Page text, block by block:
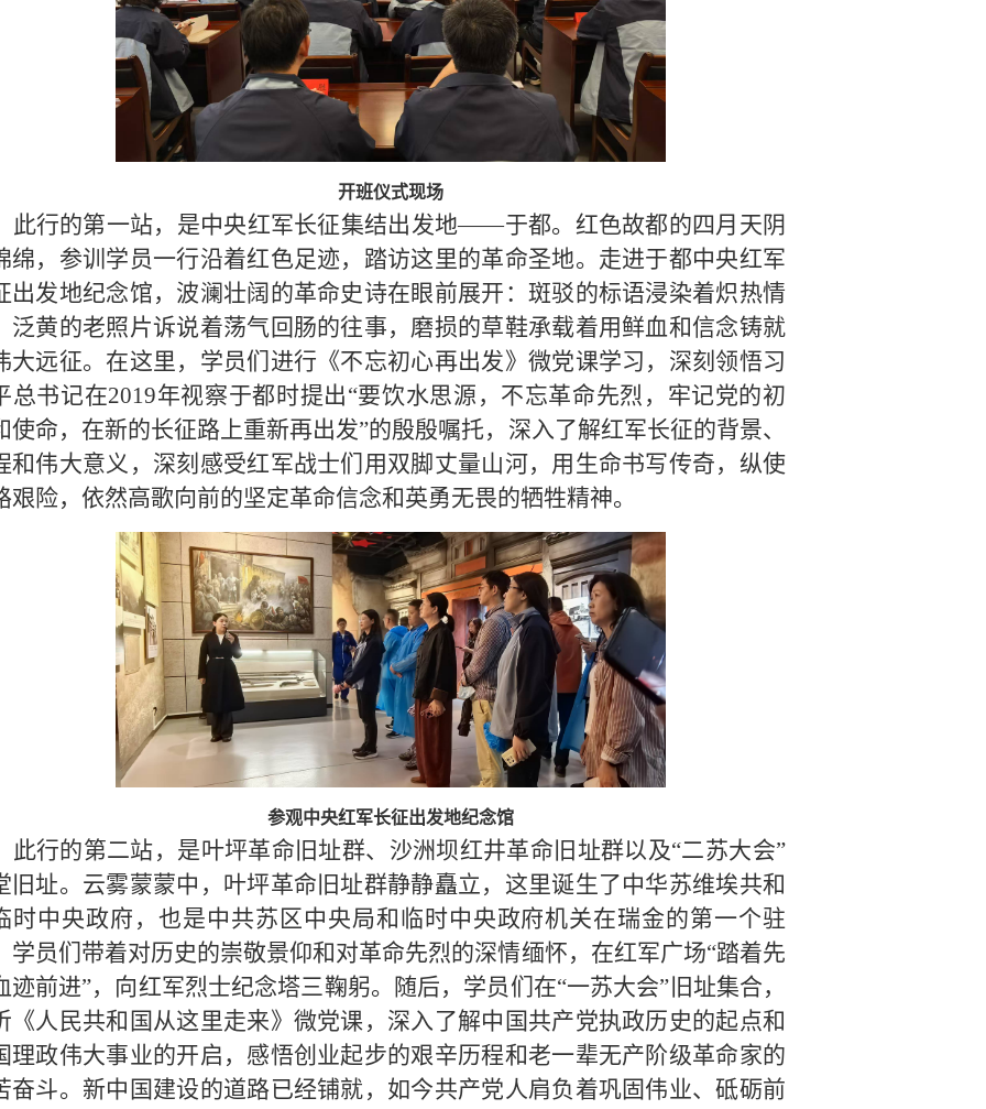
开班仪式现场
此行的第一站，是中央红军长征集结出发地——于都。红色故都的四月天阴
绵，参训学员一行沿着红色足迹，踏访这里的革命圣地。 走进于都中央红军
出发地纪念馆，波澜壮阔的革命史诗在眼前展开：斑驳的标语浸染着炽热情
泛黄的老照片诉说着荡气回肠的往事，磨损的草鞋承载着用鲜血和信念铸就
大远征。在这里，学员们进行《不忘初心再出发》微党课学习，深刻领悟习
总书记在2019年视察于都时提出“要饮水思源，不忘革命先烈，牢记党的初
使命，在新的长征路上重新再出发”的殷殷嘱托，深入了解红军长征的背景、
和伟大意义，深刻感受红军战士们用双脚丈量山河，用生命书写传奇，纵使
艰险，依然高歌向前的坚定革命信念和英勇无畏的牺牲精神。
参观中央红军长征出发地纪念馆
此行的第二站，是叶坪革命旧址群、沙洲坝红井革命旧址群以及“二苏大会”
旧址。云雾蒙蒙中，叶坪革命旧址群静静矗立 ，这里诞生了中华苏维埃共和
时中央政府，也是中共苏区中央局和临时中央政府机关在瑞金的第一个驻
学员们带着对历史的崇敬景仰和对革命先烈的深情缅怀，在红军广场“踏着先
迹前进”，向红军烈士纪念塔三鞠躬。随后，学员们在“一苏大会”旧址集合，
《人民共和国从这里走来》微党课，深入了解中国共产党执政历史的起点和
理政伟大事业的开启，感悟创业起步的艰辛历程和老一辈无产阶级革命家的
奋斗。新中国建设的道路已经铺就，如今共产党人肩负着巩固伟业、砥砺前